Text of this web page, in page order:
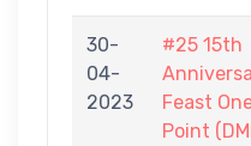
30-
04-
2023
#25 15th
Feast
Point